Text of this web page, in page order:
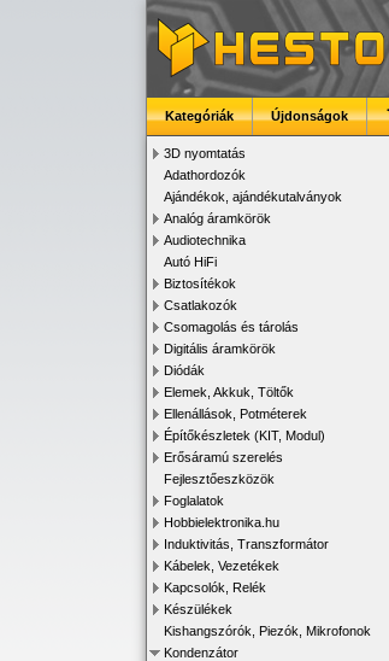
Kategóriák Újdonságok
3D nyomtatás
Adathordozók
Ajándékok, ajándékutalványok
Analóg áramkörök
Audiotechnika
Autó HiFi
Biztosítékok
Csatlakozók
Csomagolás és tárolás
Digitális áramkörök
Diódák
Elemek, Akkuk, Töltők
Ellenállások, Potméterek
Építőkészletek (KIT, Modul)
Erősáramú szerelés
Fejlesztőeszközök
Foglalatok
Hobbielektronika.hu
Induktivitás, Transzformátor
Kábelek, Vezetékek
Kapcsolók, Relék
Készülékek
Kishangszórók, Piezók, Mikrofonok
Kondenzátor